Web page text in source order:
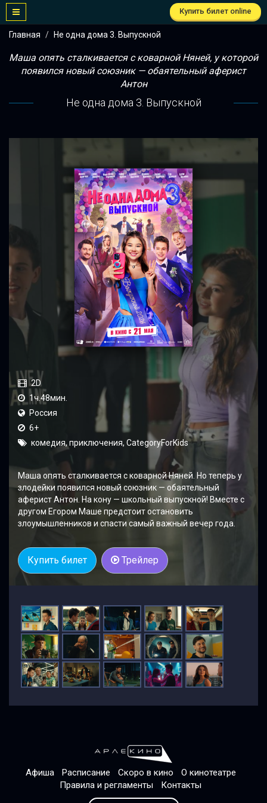
Купить билет online
Главная Не одна дома 3. Выпускной
Маша опять сталкивается с коварной Няней, у которой
появился новый союзник — обаятельный аферист
Антон
Не одна дома 3. Выпускной
2D
1ч.48мин.
Россия
6+
комедия, приключения, CategoryForKids
Маша опять сталкивается с коварной Няней. Но теперь у
злодейки появился новый союзник — обаятельный
аферист Антон. На кону — школьный выпускной! Вместе с
другом Егором Маше предстоит остановить
злоумышленников и спасти самый важный вечер года.
Купить билет Трейлер
Афиша Расписание Скоро в кино
О кинотеатре
Правила и регламенты
Контакты